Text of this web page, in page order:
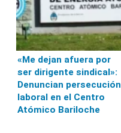
«Me dejan afuera por
ser dirigente sindical»:
Denuncian persecución
laboral en el Centro
Atómico Bariloche